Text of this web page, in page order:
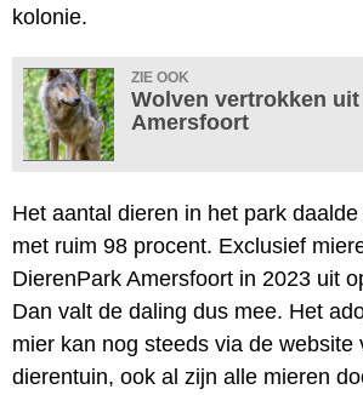
kolonie.
ZIE OOK
Wolven vertrokken
Amersfoort
Het aantal dieren in het park
met ruim 98 procent. Exclusief
DierenPark Amersfoort in 2023 uit
Dan valt de daling dus mee. Het
mier kan nog steeds via de website
dierentuin, ook al zijn alle mieren